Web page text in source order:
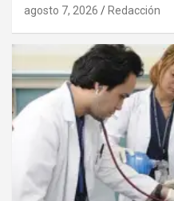
agosto 7, 2026 Redacción